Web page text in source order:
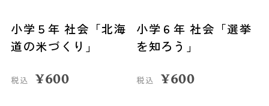
小学５年 社会「北海
道の米づくり」
税込 ¥600
小学６年 社会「選挙
を知ろう」
税込 ¥600